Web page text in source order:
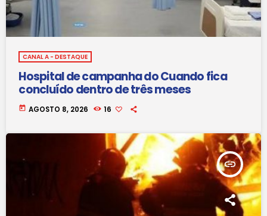
CANAL A - DESTAQUE
Hospital de campanha do Cuando fica
concluído dentro de três meses
today AGOSTO 8, 2026 16
insert_link